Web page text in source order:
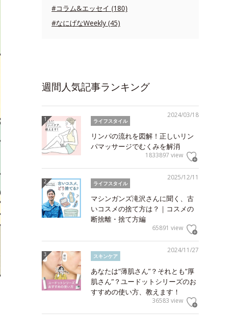
#コラム&エッセイ (180)
#なにげなWeekly (45)
週間人気記事ランキング
2024/03/18
ライフスタイル
リンパの流れを図解！正しいリン
パマッサージでむくみを解消
1833897 view
2025/12/11
ライフスタイル
マシンガンズ滝沢さんに聞く、古
いコスメの捨て方は？｜コスメの
断捨離・捨て方編
65891 view
2024/11/27
スキンケア
あなたは“薄肌さん”？それとも“厚
肌さん”？ユードットシリーズのお
すすめの使い方、教えます！
36583 view